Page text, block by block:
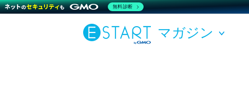
マガジン
無料診断